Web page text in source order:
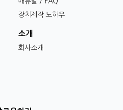
장치제작 노하우
소개
회사소개